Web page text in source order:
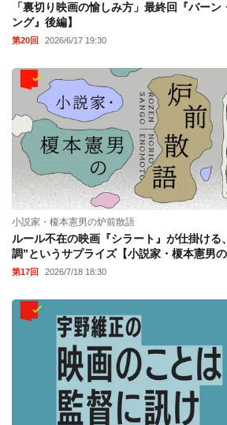
「裏切り映画の愉しみ方」最終回『バー
ング』後編】
第20回 2026/6/17 19:30
小説家・榎本憲男の炉前散語
ルール不在の映画『シラート』が仕掛ける
調”というサプライズ【小説家・榎本憲男の
第17回 2026/7/18 18:30